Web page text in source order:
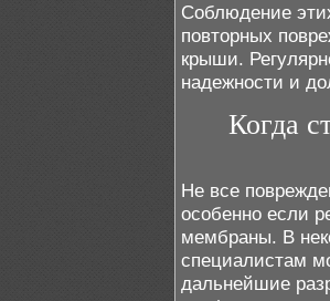
Соблюдение
повторных
крыши.
надежности и
Когда
Не все
особенно если
мембраны. В
специалистам
дальнейшие